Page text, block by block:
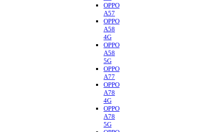
OPPO
A57
OPPO
A58
4G
OPPO
A58
5G
OPPO
A77
OPPO
A78
4G
OPPO
A78
5G